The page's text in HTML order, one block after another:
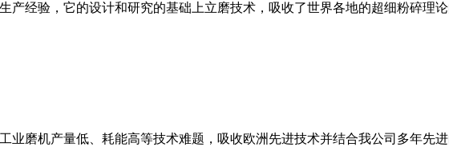
产经验，它的设计和研究的基础上立磨技术，吸收了世界各地的超细粉碎理
业磨机产量低、耗能高等技术难题，吸收欧洲先进技术并结合我公司多年先